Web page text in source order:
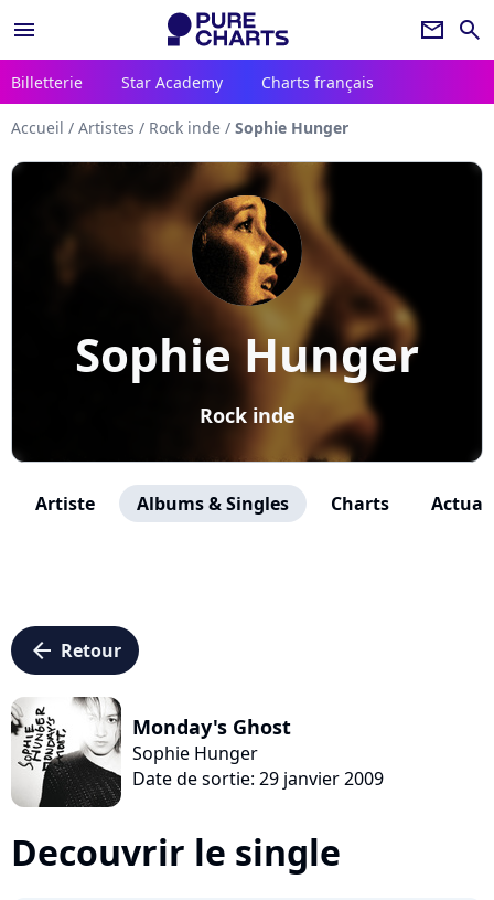
menu newsletter search
Billetterie Star Academy Charts français
Accueil / Artistes / Rock inde / Sophie Hunger
Sophie Hunger
Rock inde
Artiste Albums & Singles Charts
arrow_left Retour
Monday's Ghost
Sophie Hunger
Date de sortie: 29 janvier 2009
Decouvrir le single